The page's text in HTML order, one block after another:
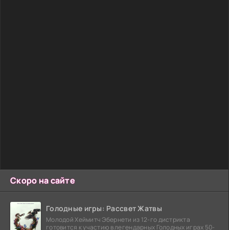
Скоро на сайте
Голодные игры: Рассвет Жатвы
Молодой Хеймитч Эбернети из 12-го дистрикта
готовится к участию в легендарных Голодных играх 50-